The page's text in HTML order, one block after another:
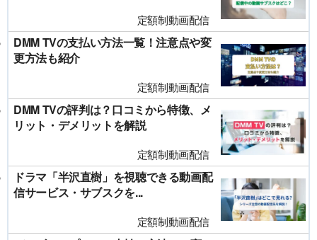
定額制動画配信
DMM TVの支払い方法一覧！注意点や変
更方法も紹介
定額制動画配信
DMM TVの評判は？口コミから特徴、メ
リット・デメリットを解説
定額制動画配信
ドラマ「半沢直樹」を視聴できる動画配
信サービス・サブスクを...
定額制動画配信